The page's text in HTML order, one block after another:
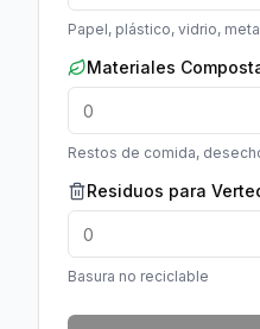
Papel, plástico, vidrio,
Materiales
Restos de comida,
Residuos para
Basura no reciclable